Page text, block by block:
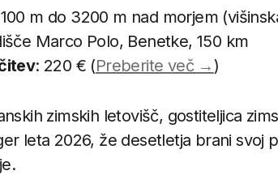
m do 3200 m nad morjem
Marco Polo, Benetke, 150 km
: 220 € (Preberite več →)
zimskih letovišč, gostiteljica
leta 2026, že desetletja brani svoj